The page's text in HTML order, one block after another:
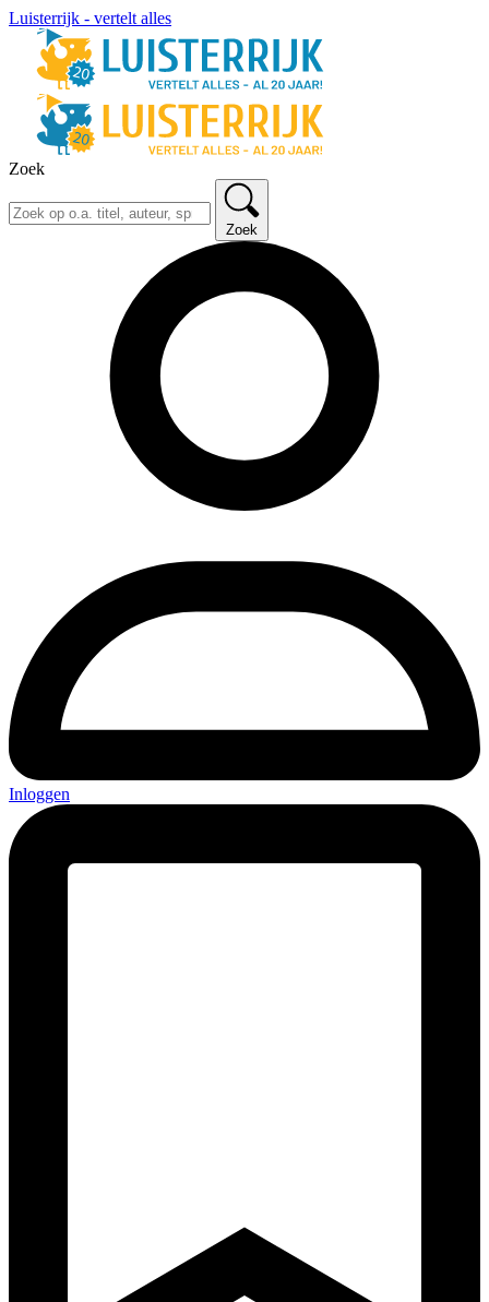
Luisterrijk - vertelt alles
Zoek
Zoek
Inloggen